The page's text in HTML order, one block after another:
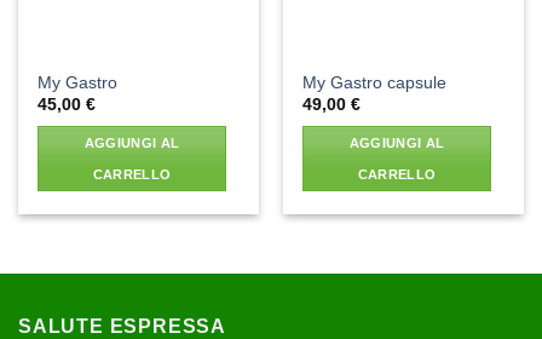
My Gastro
45,00€
AGGIUNGI AL
CARRELLO
My Gastro capsule
49,00€
AGGIUNGI AL
CARRELLO
SALUTE ESPRESSA